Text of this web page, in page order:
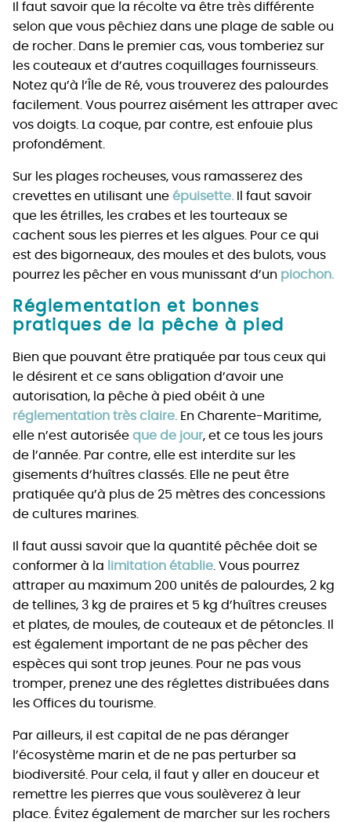
Il faut savoir que la récolte va être très différente
selon que vous pêchiez dans une plage de sable ou
de rocher. Dans le premier cas, vous tomberiez sur
les couteaux et d’autres coquillages fournisseurs.
Notez qu’à l’Île de Ré, vous trouverez des palourdes
facilement. Vous pourrez aisément les attraper avec
vos doigts. La coque, par contre, est enfouie plus
profondément.
Sur les plages rocheuses, vous ramasserez des
crevettes en utilisant une épuisette. Il faut savoir
que les étrilles, les crabes et les tourteaux se
cachent sous les pierres et les algues. Pour ce qui
est des bigorneaux, des moules et des bulots, vous
pourrez les pêcher en vous munissant d’un piochon.
Réglementation et bonnes
pratiques de la pêche à pied
Bien que pouvant être pratiquée par tous ceux qui
le désirent et ce sans obligation d’avoir une
autorisation, la pêche à pied obéit à une
réglementation très claire. En Charente-Maritime,
elle n’est autorisée que de jour, et ce tous les jours
de l’année. Par contre, elle est interdite sur les
gisements d’huîtres classés. Elle ne peut être
pratiquée qu’à plus de 25 mètres des concessions
de cultures marines.
Il faut aussi savoir que la quantité pêchée doit se
conformer à la
limitation établie . Vous pourrez
attraper au maximum 200 unités de palourdes, 2 kg
de tellines, 3 kg de praires et 5 kg d’huîtres creuses
et plates, de moules, de couteaux et de pétoncles. Il
est également important de ne pas pêcher des
espèces qui sont trop jeunes. Pour ne pas vous
tromper, prenez une des réglettes distribuées dans
les Offices du tourisme.
Par ailleurs, il est capital de ne pas déranger
l’écosystème marin et de ne pas perturber sa
biodiversité. Pour cela, il faut y aller en douceur et
remettre les pierres que vous soulèverez à leur
place. Évitez également de marcher sur les rochers